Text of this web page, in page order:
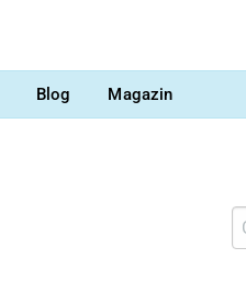
Blog Magazin